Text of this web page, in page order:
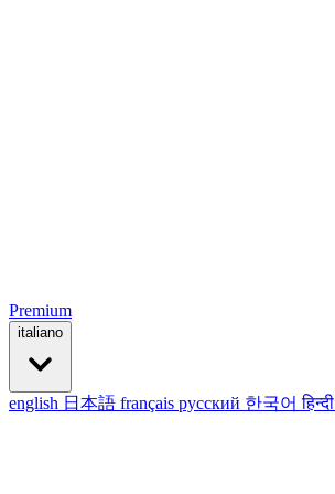
Premium
italiano
english 日本語 français русский 한국어हिन्दी